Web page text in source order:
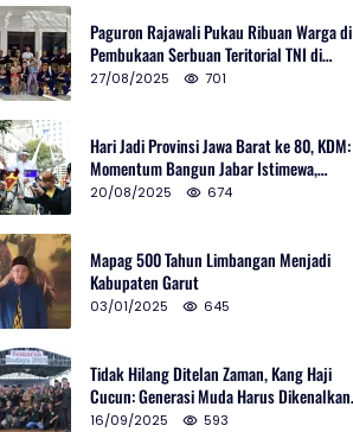
Paguron Rajawali Pukau Ribuan Warga di
Pembukaan Serbuan Teritorial TNI di
Cibatu
27/08/2025 701
Hari Jadi Provinsi Jawa Barat ke 80, KDM:
Momentum Bangun Jabar Istimewa,
Lembur di Urus Kota Ditata
20/08/2025 674
Mapag 500 Tahun Limbangan Menjadi
Kabupaten Garut
03/01/2025 645
Tidak Hilang Ditelan Zaman, Kang Haji
Cucun: Generasi Muda Harus Dikenalkan
Pencak Silat
16/09/2025 593